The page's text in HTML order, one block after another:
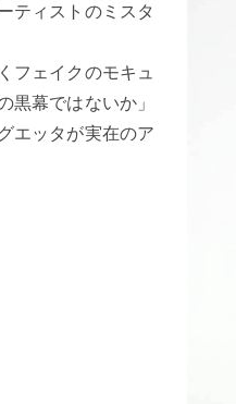
ティストのミスタ
フェイクのモキュ
黒幕ではないか」
エッタが実在のア